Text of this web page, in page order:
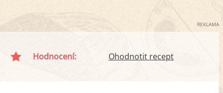
REKLAMA
Hodnocení: Ohodnotit recept